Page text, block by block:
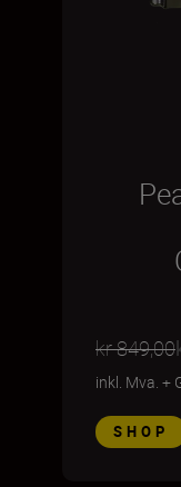
kr 849,00
inkl. Mva. +
SHOP